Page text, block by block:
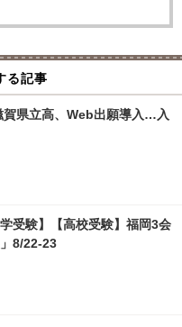
る記事
賀県立高、Web出願導入…入
受験】【高校受験】福岡3会
8/22-23